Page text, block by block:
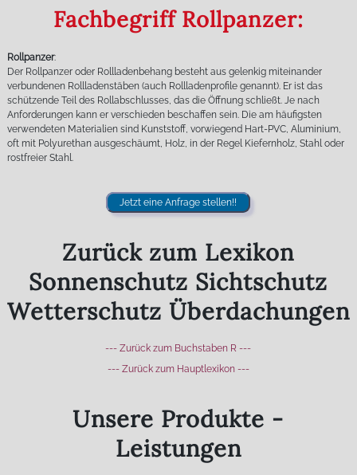
Fachbegriff Rollpanzer:
Rollpanzer:
Der Rollpanzer oder Rollladenbehang besteht aus gelenkig miteinander
verbundenen Rollladenstäben (auch Rollladenprofile genannt). Er ist das
schützende Teil des Rollabschlusses, das die Öffnung schließt. Je nach
Anforderungen kann er verschieden beschaffen sein. Die am häufigsten
verwendeten Materialien sind Kunststoff, vorwiegend Hart-PVC, Aluminium,
oft mit Polyurethan ausgeschäumt, Holz, in der Regel Kiefernholz, Stahl oder
rostfreier Stahl.
Jetzt eine Anfrage stellen!!
Zurück zum Lexikon
Sonnenschutz Sichtschutz
Wetterschutz Überdachungen
--- Zurück zum Buchstaben R ---
--- Zurück zum Hauptlexikon ---
Unsere Produkte -
Leistungen